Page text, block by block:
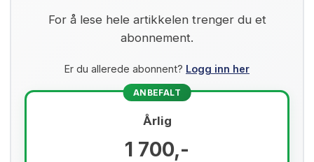
For å lese hele artikkelen trenger du et
abonnement.
Er du allerede abonnent? Logg inn her
ANBEFALT
Årlig
1 700,-